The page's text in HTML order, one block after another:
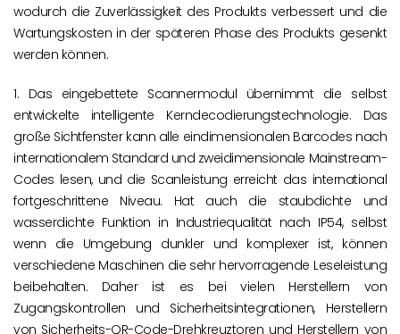
wodurch die Zuverlässigkeit des Produkts verbessert und die
Wartungskosten in der späteren Phase des Produkts gesenkt
werden können.
1. Das eingebettete Scannermodul übernimmt die selbst
entwickelte intelligente Kerndecodierungstechnologie. Das
große Sichtfenster kann alle eindimensionalen Barcodes nach
internationalem Standard und zweidimensionale Mainstream-
Codes lesen, und die Scanleistung erreicht das international
fortgeschrittene Niveau. Hat auch die staubdichte und
wasserdichte Funktion in Industriequalität nach IP54, selbst
wenn die Umgebung dunkler und komplexer ist, können
verschiedene Maschinen die sehr hervorragende Leseleistung
beibehalten. Daher ist es bei vielen Herstellern von
Zugangskontrollen und Sicherheitsintegrationen, Herstellern
von Sicherheits-QR-Code-Drehkreuztoren und Herstellern von